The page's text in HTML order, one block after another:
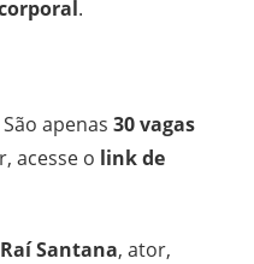
.
apenas 30 vagas
acesse o link de
Raí Santana, ator,